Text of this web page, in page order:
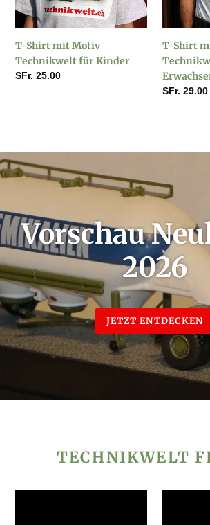
Technikwelt
für
T-Shirt mit Motiv
Technikwelt für Kinder
Normaler
SFr. 25.00
für
T-Shirt
Normaler
SFr. 29.00
Vorschau
2026
JETZT ENTDECKEN
TECHNIKWELT